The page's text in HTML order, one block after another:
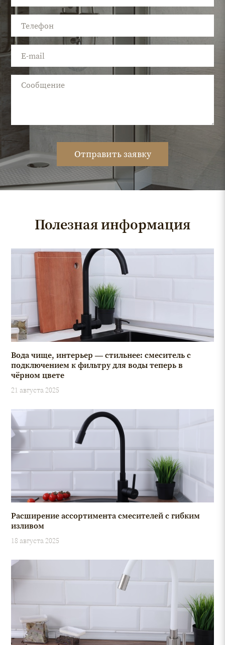
Отправить заявку
Полезная информация
Вода чище, интерьер — стильнее: смеситель с
подключением к фильтру для воды теперь в
чёрном цвете
21 августа 2025
Расширение ассортимента смесителей с гибким
изливом
18 августа 2025